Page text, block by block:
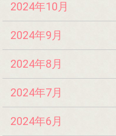
2024年10月
2024年9月
2024年8月
2024年7月
2024年6月